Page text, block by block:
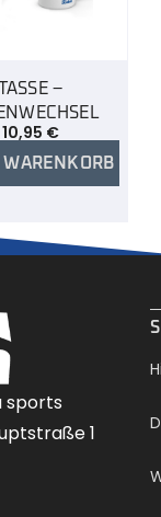
–
10,95 €
WARENKORB
sports
1